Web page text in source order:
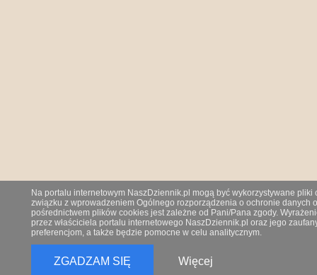
Na portalu internetowym NaszDziennik.pl mogą być wykorzystywane
związku z wprowadzeniem Ogólnego rozporządzenia o ochronie danych
pośrednictwem plików cookies jest zależne od Pani/Pana zgody.
przez właściciela portalu internetowego NaszDziennik.pl oraz jego
preferencjom, a także będzie pomocne w celu analitycznym.
ZGADZAM SIĘ Więcej